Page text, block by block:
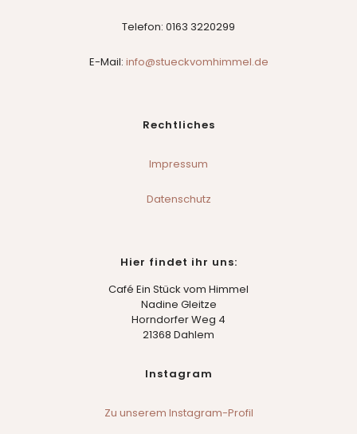
Telefon: 0163 3220299
E-Mail: info@stueckvomhimmel.de
Rechtliches
Impressum
Datenschutz
Hier findet ihr uns:
Café Ein Stück vom Himmel
Nadine Gleitze
Horndorfer Weg 4
21368 Dahlem
Instagram
Zu unserem Instagram-Profil